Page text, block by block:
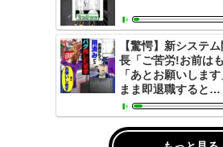
【驚愕】新システ
長「ご苦労!お前は
「あとお願いしま
まま即退職すると…